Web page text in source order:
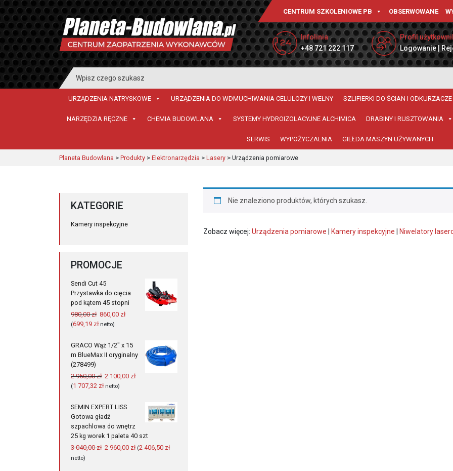
CENTRUM SZKOLENIOWE PB OBSERWOWANE
Infolinia
+48 721 222 117
Profil
Logowanie |
Search
for:
URZĄDZENIA NATRYSKOWE URZĄDZENIA DO WDMUCHIWANIA CELULOZY I WEŁNY SZLIFIERKI DO ŚCIAN I ODKURZACZE
NARZĘDZIA RĘCZNE CHEMIA BUDOWLANA SYSTEMY HYDROIZOLACYJNE ALCHIMICA DRABINY I RUSZTOWANIA
SERWIS WYPOŻYCZALNIA GIEŁDA MASZYN UŻYWANYCH
Planeta Budowlana > Produkty > Elektronarzędzia > Lasery > Urządzenia pomiarowe
Nie znaleziono produktów, których szukasz.
Zobacz więcej: Urządzenia pomiarowe | Kamery inspekcyjne | Niwelatory
KATEGORIE
Kamery inspekcyjne
PROMOCJE
Sendi Cut 45
Przystawka do cięcia
pod kątem 45 stopni
980,00zł Pierwotna
cena
980,00 zł.
860,00 złAktualna
860,00 zł.
(699,19 złnetto)
GRACO Wąż 1/2" x 15
m BlueMax II oryginalny
(278499)
2 950,00zł Pierwotna
cena
2
950,00 zł.
2 100,00 złAktualna
100,00 zł.
(1 707,32 złnetto)
SEMIN EXPERT LISS
Gotowa gładź
szpachlowa do wnętrz
25 kg worek 1 paleta 40 szt
3 040,00zł Pierwotna
2 960,00 złAktualna
(2 406,50 zł
netto)